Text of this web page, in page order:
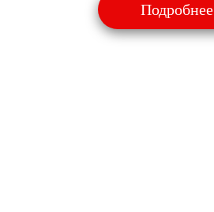
Подробнее